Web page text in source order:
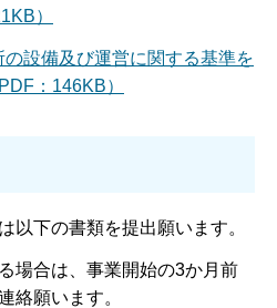
）
設備及び運営に関する基準を
：146KB）
以下の書類を提出願います。
場合は、事業開始の3か月前
絡願います。